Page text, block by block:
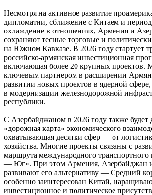
Несмотря на активное развитие
дипломатии, сближение с Китаем и
охлаждение в отношениях, Армения и
сохраняют тесные торговые и
на Южном Кавказе. В 2026 году стартует
российско-армянская инвестиционная
включающая более 20 крупных проектов.
ключевым партнером в расширении
развитии новых проектов в ядерной сфере,
в модернизации железнодорожной
республики.
С Азербайджаном в 2026 году также будет
«дорожная карта» экономического
охватывающая десятки сфер — от
хозяйства. Многие проекты связаны с
маршрута международного транспортного
— Юг». При этом Армения, Азербайджан и
развивают его альтернативу — Средний
особенно заинтересован Китай,
инвестиционное и политическое